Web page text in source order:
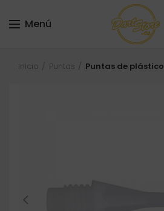
Menú
Inicio Puntas Puntas de plástico